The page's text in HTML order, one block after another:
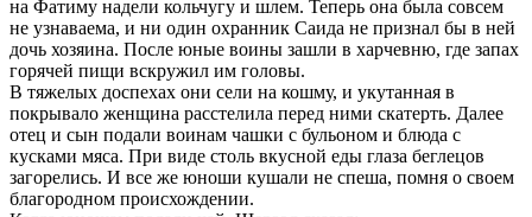
на Фатиму надели кольчугу и шлем. Теперь она была совсем
не узнаваема, и ни один охранник Саида не признал бы в ней
дочь хозяина. После юные воины зашли в харчевню, где запах
горячей пищи вскружил им головы.
В тяжелых доспехах они сели на кошму, и укутанная в
покрывало женщина расстелила перед ними скатерть. Далее
отец и сын подали воинам чашки с бульоном и блюда с
кусками мяса. При виде столь вкусной еды глаза беглецов
загорелись. И все же юноши кушали не спеша, помня о своем
благородном происхождении.